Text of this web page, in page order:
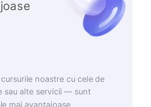
noastre cu cele de
sau alte servicii — sunt
mai avantajoase